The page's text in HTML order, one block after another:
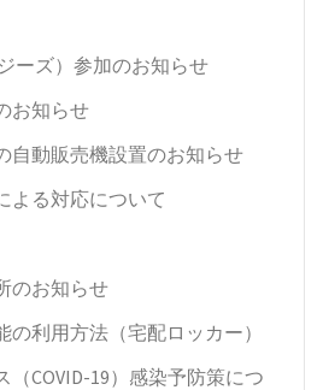
ーズ）参加のお知らせ
お知らせ
自動販売機設置のお知らせ
よる対応について
のお知らせ
の利用方法（宅配ロッカー）
（COVID-19）感染予防策につ